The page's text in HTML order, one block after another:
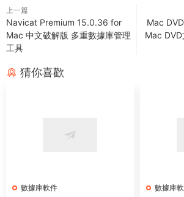
上一篇
Navicat Premium 15.0.36 for
Mac 中文破解版 多重數據庫管理
工具
Mac
Mac
猜你喜歡
數據庫軟件 數據庫